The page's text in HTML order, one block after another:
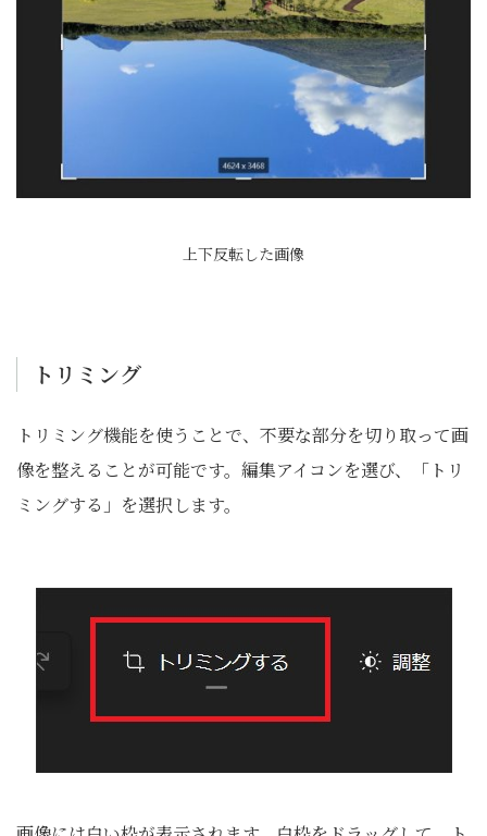
上下反転した画像
トリミング
トリミング機能を使うことで、不要な部分を切り取って画
像を整えることが可能です。編集アイコンを選び、「トリ
ミングする」を選択します。